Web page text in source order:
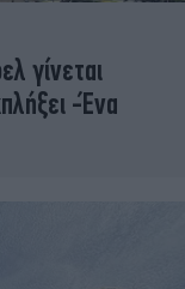
γίνεται
-Ένα